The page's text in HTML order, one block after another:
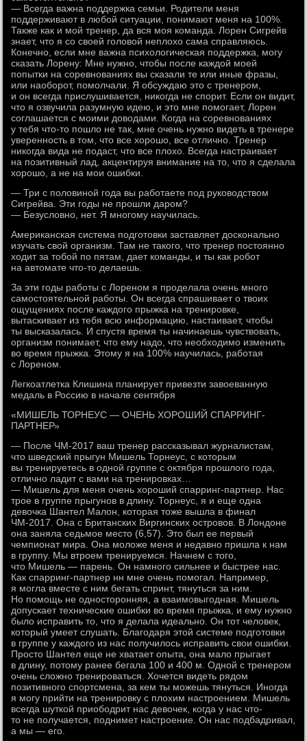
— Всегда важна поддержка семьи. Родители меня
поддерживают в любой ситуации, понимают меня на 100%.
Также как и мой тренер, да вся моя команда. Лорен Сигрейв
знает, что я со своей головой неплохо сама справляюсь.
Конечно, если мне важна психологическая поддержка, могу
сказать Лорену: Мне нужно, чтобы после каждой моей
попытки на соревнованиях вы сказали те или иные фразы,
или наоборот, помолчали. Я обсуждаю это с тренером,
и он всегда прислушивается, никогда не спорит. Если он видит,
что я озвучила разумную идею, и это мне помогает, Лорен
соглашается с моими доводами. Когда на соревнованиях
у тебя что-то пошло не так, мне очень нужно видеть в тренере
уверенность в том, что все хорошо, все отлично. Тренер
никогда вида не подаст, что все плохо. Всегда настраивает
на позитивный лад, акцентируя внимание на то, что я сделала
хорошо, а не на мои ошибки.
— Три с половиной года вы работаете под руководством
Сигрейва. Эти годы не прошли даром?
— Безусловно, нет. Я многому научилась.
Американская система подготовки заставляет досконально
изучать свой организм. Там не такого, что тренер постоянно
ходит за тобой по пятам, дает команды, и ты как робот
на автомате что-то делаешь.
За эти годы работы с Лореном я проделала очень много
самостоятельной работы. Он всегда спрашивает о твоих
ощущениях после каждого прыжка на тренировке,
вытаскивает из тебя всю информацию, настаивает, чтобы
ты высказалась. И спустя время ты начинаешь чувствовать,
организм понимает, что ему надо, что необходимо изменить
во время прыжка. Этому я на 100% научилась, работая
с Лореном.
Легкоатлетка Клишина планирует привезти завоеванную
медаль в Россию в начале сентября
«МИШЕЛЬ ТОРНЕУС — ОЧЕНЬ ХОРОШИЙ СПАРРИНГ-
ПАРТНЕР»
— После ЧМ-2017 ваш тренер рассказывал журналистам,
что шведский прыгун Мишель Торнеус, с которым
вы тренируетесь в одной группе с октября прошлого года,
отлично ладит с вами на тренировках…
— Мишель для меня очень хороший спарринг-партнер. Нас
трое в группе прыгунов в длину. Торнеус, я и еще одна
девочка Шантел Малон, которая тоже вышла в финал
ЧМ-2017. Она с Британских Виргинских островов. В Лондоне
она заняла седьмое место (6,57). Это был ее первый
чемпионат мира. Она моложе меня и недавно пришла к нам
в группу. Мы втроем тренируемся. Начнем с того,
что Мишель — парень. Он намного сильнее и быстрее нас.
Как спарринг-партнер нн мне очень помогал. Например,
я могла вместе с ним бегать спринт, тянуться за ним.
Но помощь не односторонняя, а взаимовыгодная. Мишель
допускает технические ошибки во время прыжка, и ему нужно
было исправить то, что я делала идеально. Он тот человек,
который умеет слушать. Благодаря этой системе подготовки
в группе у каждого из нас получилось исправить свои ошибки.
Просто Шантел еще не хватает опыта, она мало прыгает
в длину, потому ранее бегала 100 и 400 м. Одной с тренером
очень сложно тренироваться. Хочется видеть рядом
позитивного спортсмена, за кем ты можешь тянуться. Иногда
я могу прийти на тренировку с плохим настроением. Мишель
всегда шуткой приободрит нас девочек, когда у нас что-
то не получается, поднимет настроение. Он нас подбадривал,
а мы — его.